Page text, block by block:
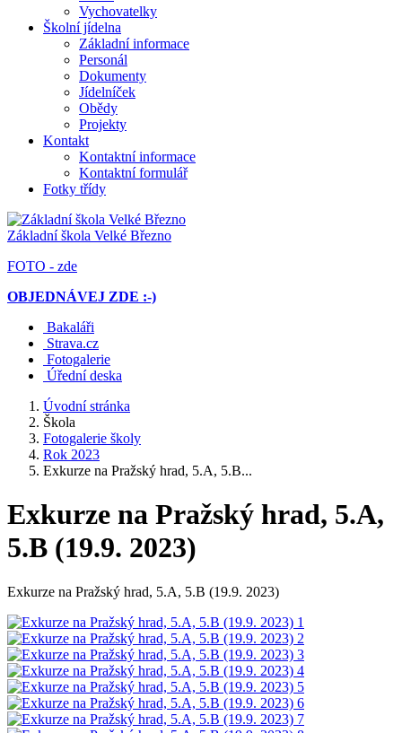
Vychovatelky
Školní jídelna
Základní informace
Personál
Dokumenty
Jídelníček
Obědy
Projekty
Kontakt
Kontaktní informace
Kontaktní formulář
Fotky třídy
Základní škola Velké Březno
FOTO - zde
OBJEDNÁVEJ ZDE :-)
Bakaláři
Strava.cz
Fotogalerie
Úřední deska
Úvodní stránka
Škola
Fotogalerie školy
Rok 2023
Exkurze na Pražský hrad, 5.A, 5.B...
Exkurze na Pražský hrad, 5.A,
5.B (19.9. 2023)
Exkurze na Pražský hrad, 5.A, 5.B (19.9. 2023)